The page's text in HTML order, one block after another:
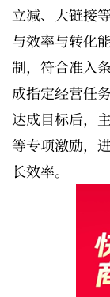
立减、大链接
与效率与转化
制，符合准入
成指定经营任
达成目标后，
等专项激励，
长效率。